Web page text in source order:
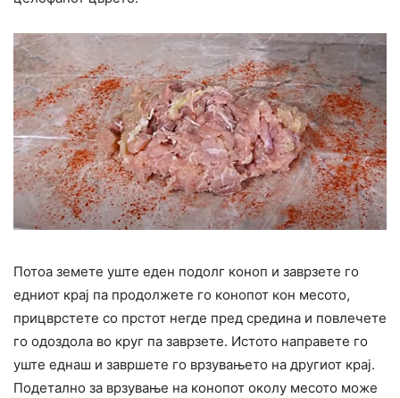
Потоа земете уште еден подолг коноп и заврзете го
едниот крај па продолжете го конопот кон месото,
прицврстете со прстот негде пред средина и повлечете
го одоздола во круг па заврзете. Истото направете го
уште еднаш и завршете го врзувањето на другиот крај.
Подетално за врзување на конопот околу месото може